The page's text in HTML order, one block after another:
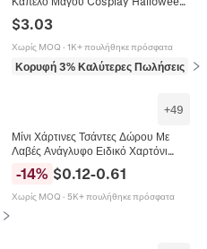
Για Γυναίκες
$3.03
Χωρίς MOQ · 1K+ πουλήθηκε πρόσφατα
Κορυφή 3% Καλύτερες Πωλήσεις σε
σε Μπομπονιέρες και δώρα
+49
Μίνι Χάρτινες Τσάντες Δώρου Με
Λαβές Ανάγλυφο Ειδικό Χαρτόνι
Συσκευασία Κοσμημάτων Μικρή
Τσάντα Σουβενίρ Πάρτι Πολύχρωμη
-14% $0.12-0.61
Χωρίς MOQ · 5K+ πουλήθηκε πρόσφατα